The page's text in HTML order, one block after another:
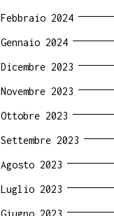
Febbraio 2024
Gennaio 2024
Dicembre 2023
Novembre 2023
Ottobre 2023
Settembre 2023
Agosto 2023
Luglio 2023
Giugno 2023